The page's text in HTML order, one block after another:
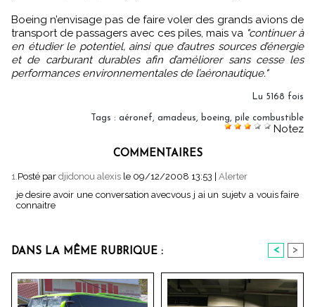
Boeing n’envisage pas de faire voler des grands avions de
transport de passagers avec ces piles, mais va "continuer à
en étudier le potentiel, ainsi que d’autres sources d’énergie
et de carburant durables afin d’améliorer sans cesse les
performances environnementales de l’aéronautique."
Lu 5168 fois
Tags : aéronef amadeus boeing pile combustible
Notez
COMMENTAIRES
1. Posté par djidonou alexis le 09/12/2008 13:53 | Alerter
je desire avoir une conversation avecvous j ai un sujetv a vouis faire
connaitre
DANS LA MÊME RUBRIQUE : < >